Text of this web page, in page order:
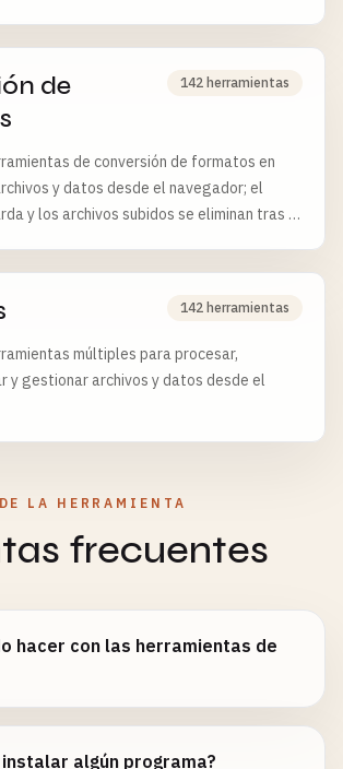
de
142 herramientas
de conversión de formatos en
y datos desde el navegador; el
y los archivos subidos se eliminan tras 6
142 herramientas
múltiples para procesar,
y gestionar archivos y datos desde el
LA HERRAMIENTA
frecuentes
hacer con las herramientas de
algún programa?